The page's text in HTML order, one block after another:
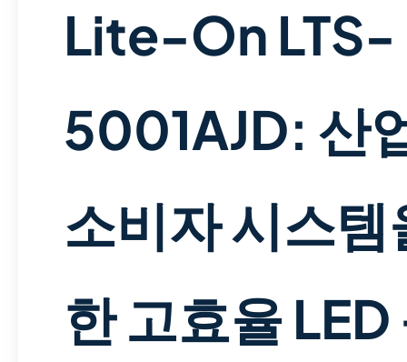
Lite-On LTS-
5001AJD: 산
소비자 시스템
한 고효율 LED